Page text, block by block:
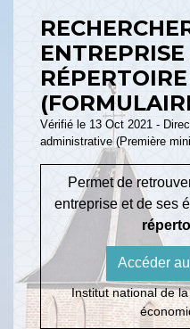
Vérifié le 13 Oct 2021 -
administrative (Première
Permet de
entreprise et de ses
Accéder
Institut national de